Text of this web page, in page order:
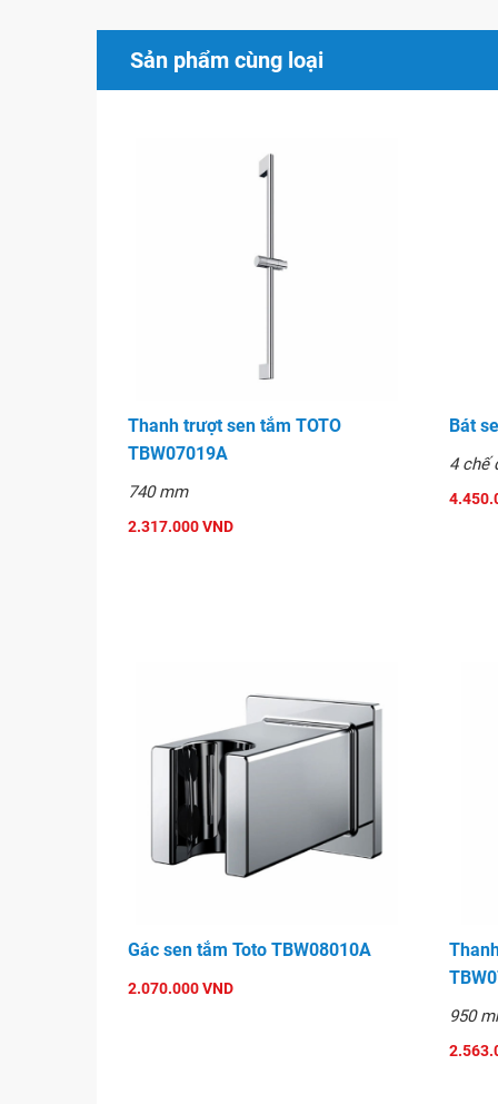
Sản phẩm cùng loại
Thanh trượt sen tắm TOTO
TBW07019A
740 mm
2.317.000 VND
Bát
4 chế
Gác sen tắm Toto TBW08010A
2.070.000 VND
950